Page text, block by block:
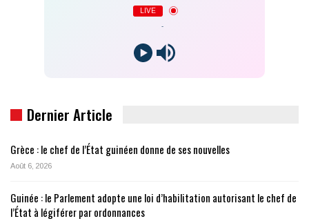
LIVE
Dernier Article
Grèce : le chef de l’État guinéen donne de ses nouvelles
Août 6, 2026
Guinée : le Parlement adopte une loi d’habilitation autorisant le chef de
l’État à légiférer par ordonnances